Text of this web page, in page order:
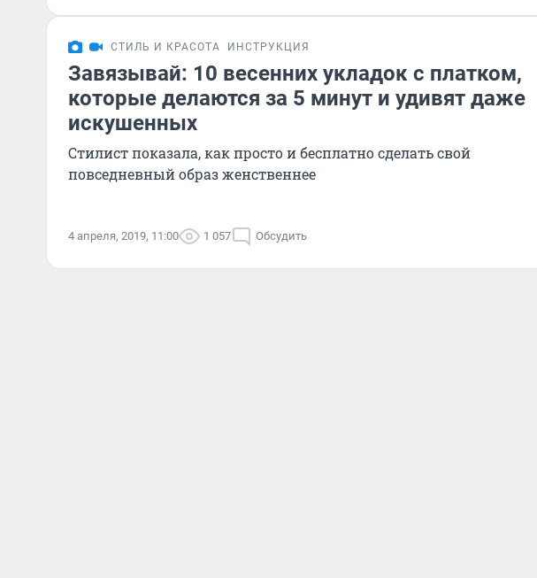
СТИЛЬ И КРАСОТА ИНСТРУКЦИЯ
Завязывай: 10 весенних укладок с платком,
которые делаются за 5 минут и удивят даже
искушенных
Стилист показала, как просто и бесплатно сделать свой
повседневный образ женственнее
4 апреля, 2019, 11:00 1 057 Обсудить